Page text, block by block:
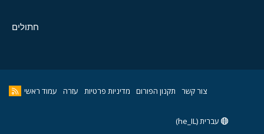
חתולים
צור קשר תקנון הפורום מדיניות פרטיות עזרה עמוד ראשי
עברית (he_IL)